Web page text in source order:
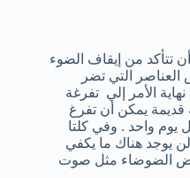
تتأكد من إيقاف الضوء
التي تضر
الأمر إلي تفرغة
قديمة يمكن أن تفرغ
يوم واحد . وفي كلتا
لن يوجد هناك ما يكفي
الضوضاء مثل صوت